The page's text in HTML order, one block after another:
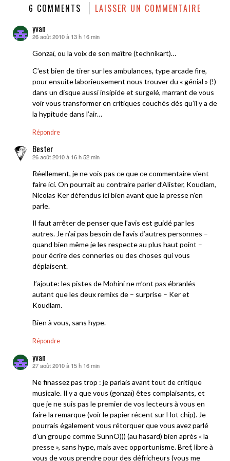
6 COMMENTS LAISSER UN COMMENTAIRE
yvan
dit :
26 août 2010 à 13 h 16 min
Gonzaï, ou la voix de son maître (technikart)…
C’est bien de tirer sur les ambulances, type arcade fire,
pour ensuite laborieusement nous trouver du « génial » (!)
dans un disque aussi insipide et surgelé, marrant de vous
voir vous transformer en critiques couchés dès qu’il y a de
la hypitude dans l’air…
Répondre
Bester
dit :
26 août 2010 à 16 h 52 min
Réellement, je ne vois pas ce que ce commentaire vient
faire ici. On pourrait au contraire parler d’Alister, Koudlam,
Nicolas Ker défendus ici bien avant que la presse n’en
parle.
Il faut arrêter de penser que l’avis est guidé par les
autres. Je n’ai pas besoin de l’avis d’autres personnes –
quand bien même je les respecte au plus haut point –
pour écrire des conneries ou des choses qui vous
déplaisent.
J’ajoute: les pistes de Mohini ne m’ont pas ébranlés
autant que les deux remixs de – surprise – Ker et
Koudlam.
Bien à vous, sans hype.
Répondre
yvan
dit :
27 août 2010 à 15 h 16 min
Ne finassez pas trop : je parlais avant tout de critique
musicale. Il y a que vous (gonzaï) êtes complaisants, et
que je ne suis pas le premier de vos lecteurs à vous en
faire la remarque (voir le papier récent sur Hot chip). Je
pourrais également vous rétorquer que vous avez parlé
d’un groupe comme SunnO))) (au hasard) bien après « la
presse », sans hype, mais avec opportunisme. Bref, libre à
vous de vous prendre pour des défricheurs (vous me